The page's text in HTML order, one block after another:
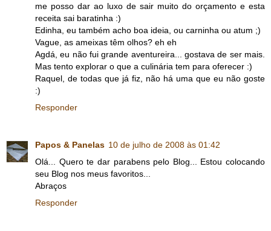
me posso dar ao luxo de sair muito do orçamento e esta
receita sai baratinha :)
Edinha, eu também acho boa ideia, ou carninha ou atum ;)
Vague, as ameixas têm olhos? eh eh
Agdá, eu não fui grande aventureira... gostava de ser mais.
Mas tento explorar o que a culinária tem para oferecer :)
Raquel, de todas que já fiz, não há uma que eu não goste
:)
Responder
Papos & Panelas 10 de julho de 2008 às 01:42
Olá... Quero te dar parabens pelo Blog... Estou colocando
seu Blog nos meus favoritos...
Abraços
Responder